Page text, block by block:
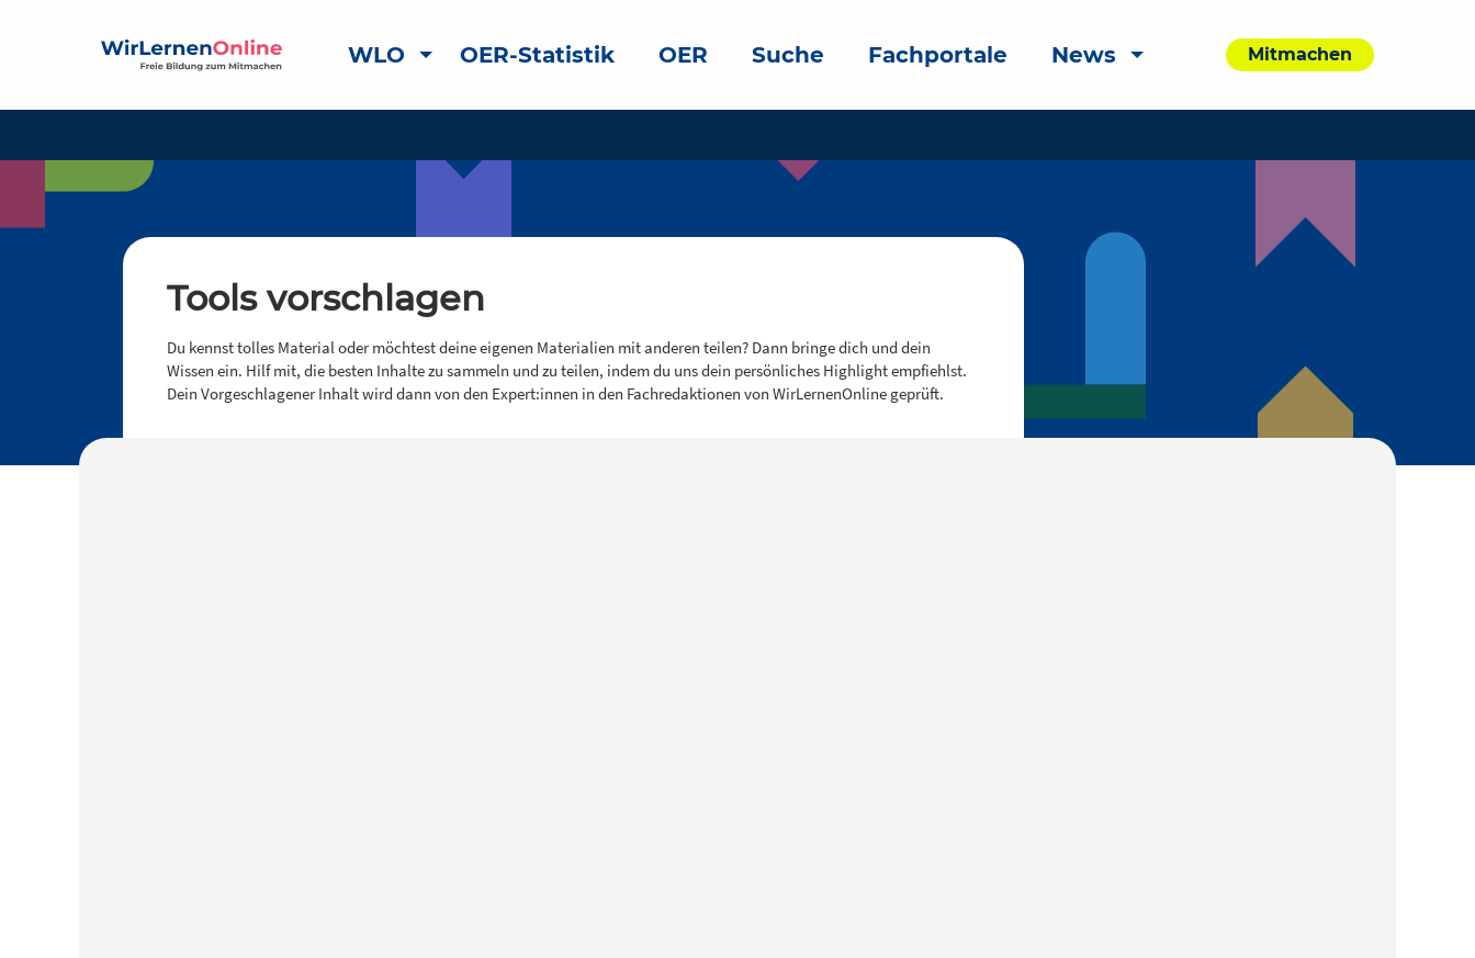
WLO OER-Statistik OER Suche Fachportale News Mitmachen
Tools vorschlagen
Du kennst tolles Material oder möchtest deine eigenen Materialien mit anderen teilen? Dann bringe dich und dein
Wissen ein. Hilf mit, die besten Inhalte zu sammeln und zu teilen, indem du uns dein persönliches Highlight empfiehlst.
Dein Vorgeschlagener Inhalt wird dann von den Expert:innen in den Fachredaktionen von WirLernenOnline geprüft.